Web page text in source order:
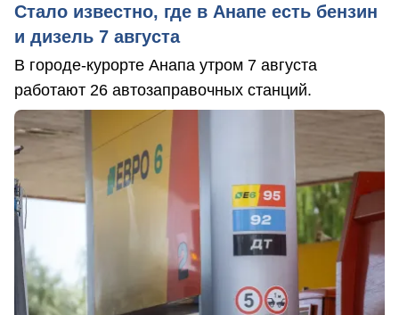
Стало известно, где в Анапе есть бензин
и дизель 7 августа
В городе-курорте Анапа утром 7 августа
работают 26 автозаправочных станций.